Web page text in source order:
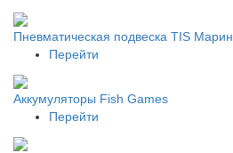
Пневматическая подвеска TIS Марин
Перейти
Аккумуляторы Fish Games
Перейти